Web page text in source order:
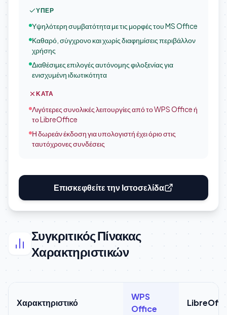
ΥΠΈΡ
Υψηλότερη συμβατότητα με τις μορφές του MS Office
Καθαρό, σύγχρονο και χωρίς διαφημίσεις περιβάλλον
χρήσης
Διαθέσιμες επιλογές αυτόνομης φιλοξενίας για
ενισχυμένη ιδιωτικότητα
ΚΑΤΆ
Λιγότερες συνολικές λειτουργίες από το WPS Office ή
το LibreOffice
Η δωρεάν έκδοση για υπολογιστή έχει όριο στις
ταυτόχρονες συνδέσεις
Επισκεφθείτε την Ιστοσελίδα
Συγκριτικός Πίνακας
Χαρακτηριστικών
Χαρακτηριστικό
WPS
Office